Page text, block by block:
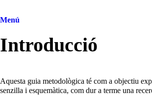
Menú
Introducció
Aquesta guia metodològica té com a objectiu
senzilla i esquemàtica, com dur a terme una